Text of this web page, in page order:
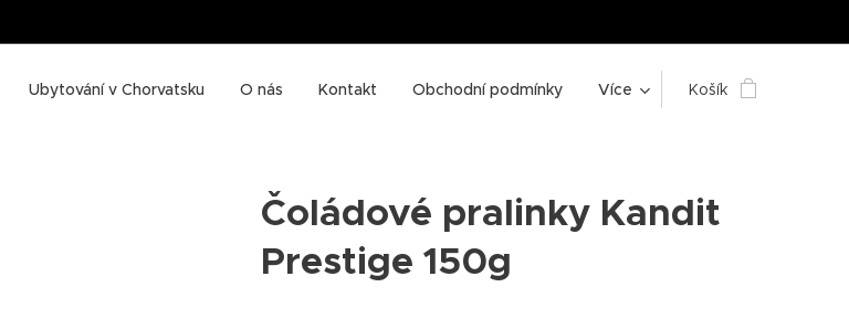
Ubytování v Chorvatsku O nás Kontakt Obchodní podmínky Více Košík
Čoládové pralinky Kandit
Prestige 150g